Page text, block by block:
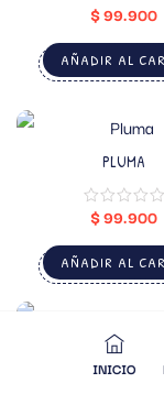
$99.900
AÑADIR AL
PLUMA
$99.900
AÑADIR AL
GATO
INICIO